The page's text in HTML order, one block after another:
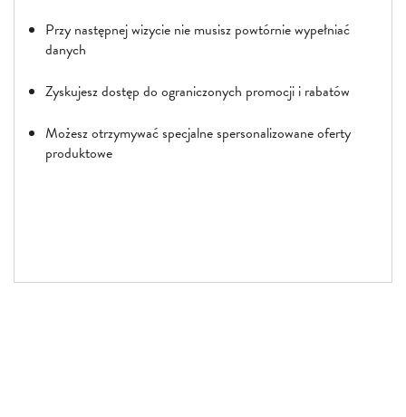
Przy następnej wizycie nie musisz powtórnie wypełniać
danych
Zyskujesz dostęp do ograniczonych promocji i rabatów
Możesz otrzymywać specjalne spersonalizowane oferty
produktowe